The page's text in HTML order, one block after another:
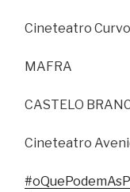
Cineteatro
MAFRA
CASTELO
Cineteatro